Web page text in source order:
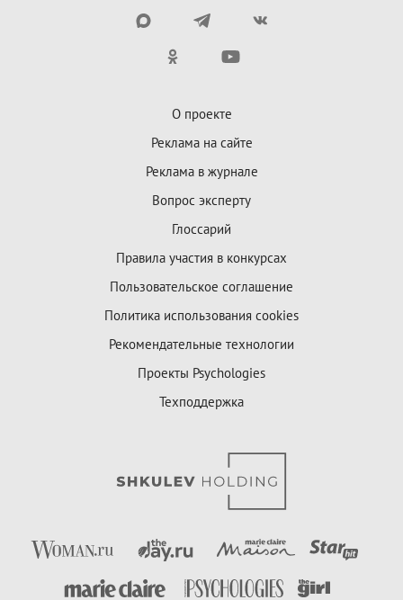
О проекте
Реклама на сайте
Реклама в журнале
Вопрос эксперту
Глоссарий
Правила участия в конкурсах
Пользовательское соглашение
Политика использования cookies
Рекомендательные технологии
Проекты Psychologies
Техподдержка